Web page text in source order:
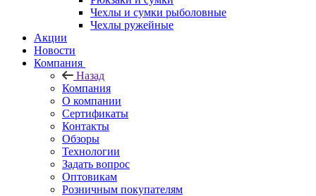
Чехлы и сумки рыболовные
Чехлы ружейные
Акции
Новости
Компания
Назад
Компания
О компании
Сертификаты
Контакты
Обзоры
Технологии
Задать вопрос
Оптовикам
Розничным покупателям